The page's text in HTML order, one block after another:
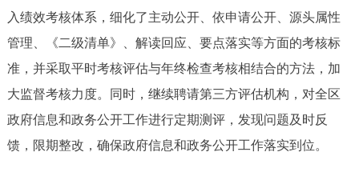
入绩效考核体系，细化了主动公开、依申请公开、源头属性
管理、《二级清单》、解读回应、要点落实等方面的考核标
准，并采取平时考核评估与年终检查考核相结合的方法，加
大监督考核力度。同时，继续聘请第三方评估机构，对全区
政府信息和政务公开工作进行定期测评，发现问题及时反
馈，限期整改，确保政府信息和政务公开工作落实到位。